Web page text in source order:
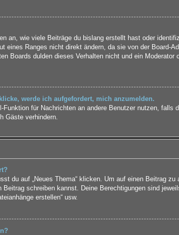
an, wie viele Beiträge du bislang erstellt hast oder
eines Ranges nicht direkt ändern, da sie von der Board-
Boards dulden dieses Verhalten nicht und ein Moderator
werde ich aufgefordert, mich anzumelden.
Funktion für Nachrichten an andere Benutzer nutzen,
Gäste verhindern.
du auf „Neues Thema“ klicken. Um auf einen Beitrag
schreiben kannst. Deine Berechtigungen sind
erstellen“ usw.